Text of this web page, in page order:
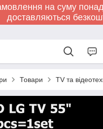
на суму
доставляються
Товари TV та